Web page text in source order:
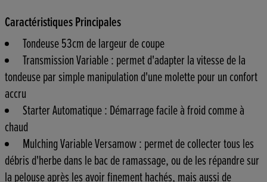
Caractéristiques Principales
Tondeuse 53cm de largeur de coupe
Transmission Variable : permet d'adapter la vitesse de la
tondeuse par simple manipulation d'une molette pour un confort
accru
Starter Automatique : Démarrage facile à froid comme à
chaud
Mulching Variable Versamow : permet de collecter tous les
débris d'herbe dans le bac de ramassage, ou de les répandre sur
la pelouse après les avoir finement hachés, mais aussi de